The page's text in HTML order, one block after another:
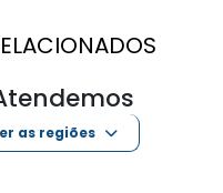
as regiões